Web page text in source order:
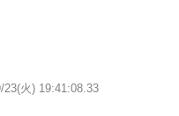
23(火) 19:41:08.33